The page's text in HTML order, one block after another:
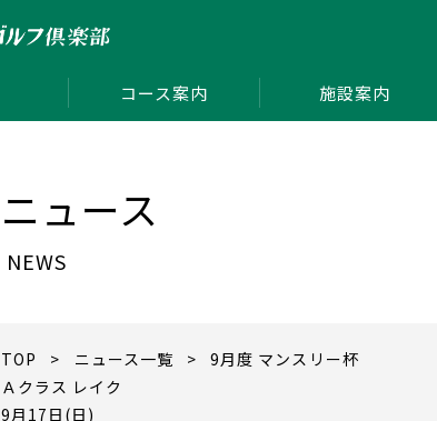
コース案内 施設案内
ニュース
NEWS
TOP > ニュース一覧 > 9月度 マンスリー杯
Ａクラス レイク
9月17日(日)